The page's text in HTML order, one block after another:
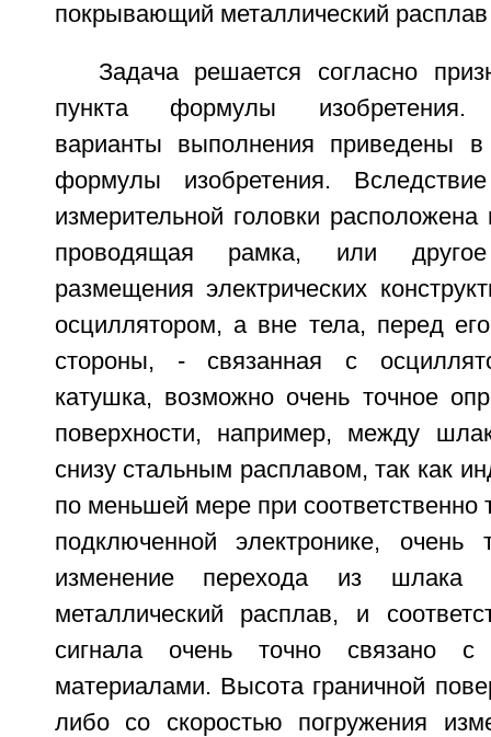
покрывающий металлический
Задача решается согласно
пункта формулы изобретения.
варианты выполнения приведены в
формулы изобретения.
измерительной головки
проводящая рамка, или
размещения электрических
осциллятором, а вне тела, перед
стороны, - связанная с
катушка, возможно очень точное
поверхности, например, между
снизу стальным расплавом, так как
по меньшей мере при соответственно
подключенной электронике, очень
изменение перехода из шлака
металлический расплав, и
сигнала очень точно связано
материалами. Высота граничной
либо со скоростью погружения